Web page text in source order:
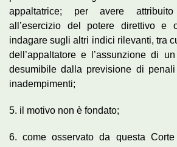
appaltatrice; per avere
all’esercizio del potere direttivo e
indagare sugli altri indici rilevanti, tra
dell’appaltatore e l’assunzione di
desumibile dalla previsione di
inadempimenti;
5. il motivo non è fondato;
6. come osservato da questa